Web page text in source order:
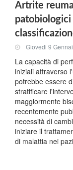
Artrite
patobiologici
Giovedi 9
La capacità di
iniziali attraverso
potrebbe essere
stratificare
maggiormente
recentemente
necessità di
iniziare il
di malattia nei